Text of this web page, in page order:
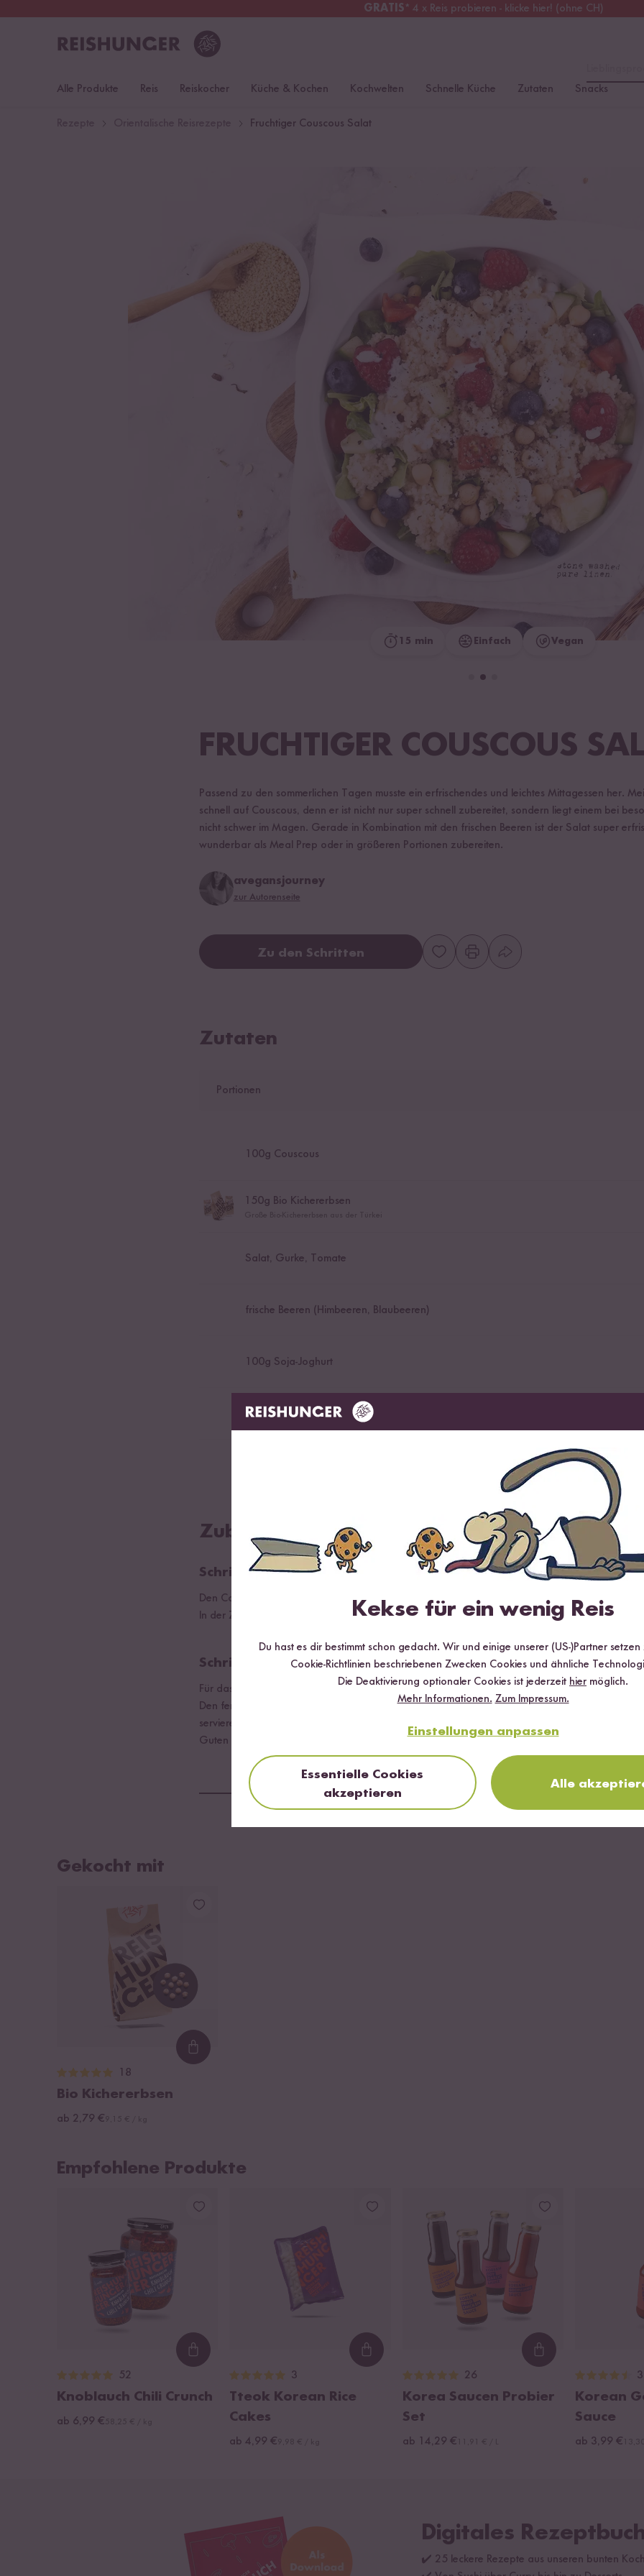
GRATIS* 4 x Reis probieren - klicke hier! (ohne CH)
Kostenloser Versand
Alle Produkte Reis Reiskocher Küche & Kochen Kochwelten Schnelle Küche Zutaten Snacks
Fruchtiger Couscous Salat
15 min Einfach Vegan
FRUCHTIGER COUSCOUS
Passend zu den sommerlichen Tagen musste ein erfrischendes und leichtes Mittagessen her.
schnell auf Couscous, denn er ist nicht nur super schnell zubereitet, sondern liegt einem bei
nicht schwer im Magen. Gerade in Kombination mit den frischen Beeren ist der Salat super
wunderbar als Meal Prep oder in größeren Portionen zubereiten.
avegansjourney
zur Autorenseite
Zu den Schritten
Zutaten
Portionen
100g Couscous
150g Bio Kichererbsen
Salat, Gurke, Tomate
frische Beeren (Himbeeren, Blaubeeren)
100g Soja-Joghurt
0,5Zitrone (Saft)
Zubereitung
Schritt 01
Den Couscous nach Packungsanleitung zubereiten.
In der Zwischenzeit den Salat und das Gemüse waschen und schneiden.
Schritt 02
Für das Dressing den Joghurt mit dem Zitronensaft mischen und mit Gewürzen abschmecken.
Den fertigen Couscous mit dem geschnittenem Gemüse, den Kichererbsen, den frischen Beeren
servieren.
Guten Appetit!
FERTIG
Gekocht mit
Loading...
18
Bio Kichererbsen
ab 2,79 €
Empfohlene Produkte
Loading...
52
Knoblauch Chili Crunch
ab 6,99 €
Loading...
3
Tteok Korean Rice
Cakes
ab 4,99 €
Loading...
26
Korea Saucen Probier
Set
ab 14,29 €
3
Korean
Sauce
ab 3,99 €
Digitales
✔️ 25 leckere Rezepte aus unseren bunten
Kekse für ein wenig Reis
Du hast es dir bestimmt schon gedacht. Wir und einige unserer (US-)Partner
Cookie-Richtlinien beschriebenen Zwecken Cookies und ähnliche
Die Deaktivierung optionaler Cookies ist jederzeit hier möglich.
Mehr Informationen. Zum Impressum.
Einstellungen anpassen
Essentielle Cookies
akzeptieren
Alle